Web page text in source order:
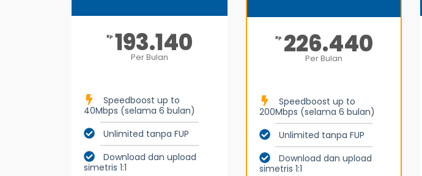
Rp 193.140
Per Bulan
Speedboost up to
40Mbps (selama 6 bulan)
Unlimited tanpa FUP
Download dan upload
simetris 1:1
Rp 226.440
Per Bulan
Speedboost up to
200Mbps (selama 6 bulan)
Unlimited tanpa FUP
Download dan upload
simetris 1:1